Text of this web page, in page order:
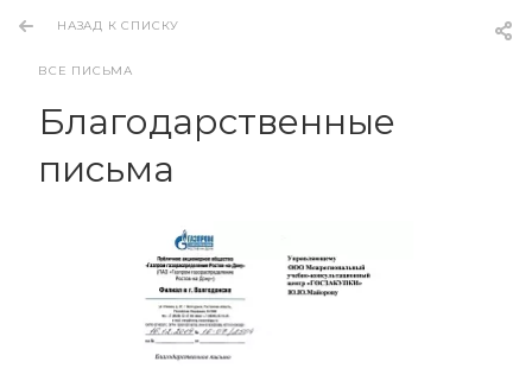
НАЗАД К СПИСКУ
ВСЕ ПИСЬМА
Благодарственные
письма